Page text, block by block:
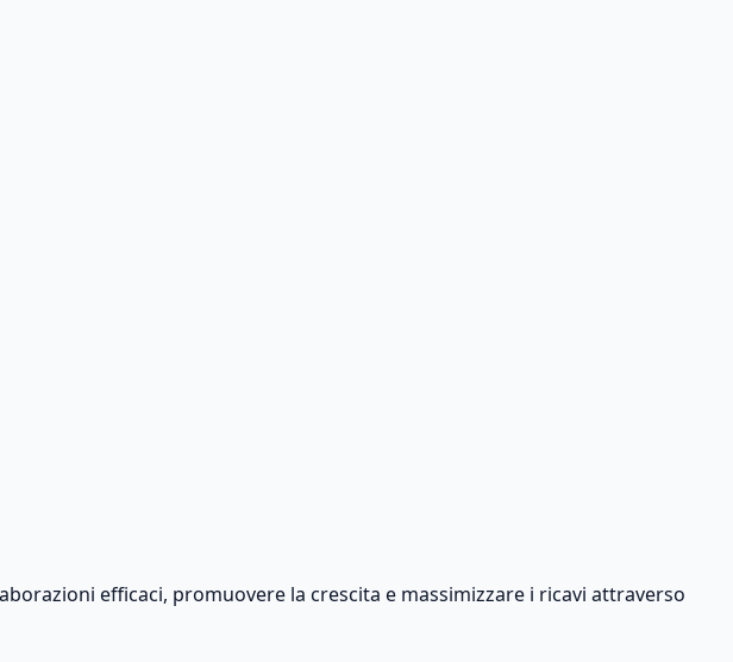
efficaci, promuovere la crescita e massimizzare i ricavi attraverso